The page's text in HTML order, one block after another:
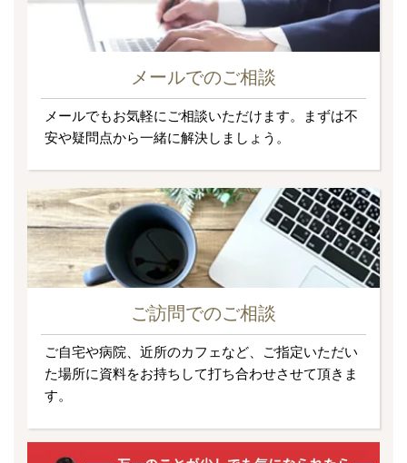
メールでのご相談
メールでもお気軽にご相談いただけます。まずは不
安や疑問点から一緒に解決しましょう。
ご訪問でのご相談
ご自宅や病院、近所のカフェなど、ご指定いただい
た場所に資料をお持ちして打ち合わせさせて頂きま
す。